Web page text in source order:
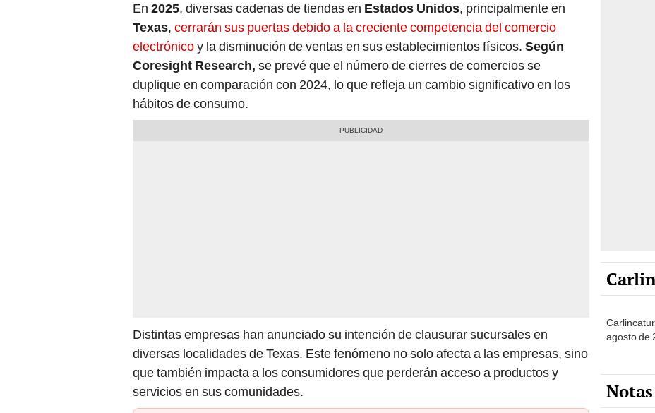
En 2025, diversas cadenas de tiendas en Estados Unidos, principalmente en
Texas, cerrarán sus puertas debido a la creciente competencia del comercio
electrónicoy la disminución de ventas en sus establecimientos físicos. Según
Coresight Research, se prevé que el número de cierres de comercios se
duplique en comparación con 2024, lo que refleja un cambio significativo en los
hábitos de consumo.
Distintas empresas han anunciado su intención de clausurar sucursales en
diversas localidades de Texas. Este fenómeno no solo afecta a las empresas, sino
que también impacta a los consumidores que perderán acceso a productos y
servicios en sus comunidades.
agosto de